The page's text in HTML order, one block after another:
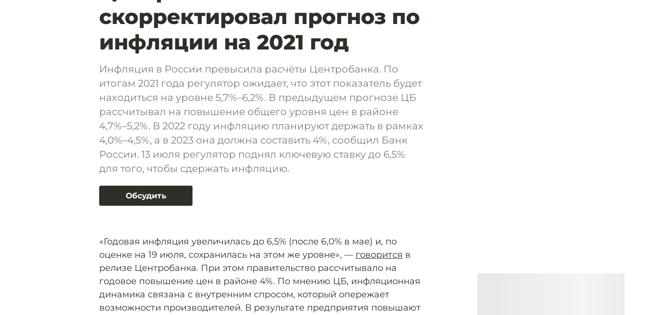
скорректировал прогноз по
инфляции на 2021 год
Инфляция в России превысила расчёты Центробанка. По
итогам 2021 года регулятор ожидает, что этот показатель будет
находиться на уровне 5,7%–6,2%. В предыдущем прогнозе ЦБ
рассчитывал на повышение общего уровня цен в районе
4,7%–5,2%. В 2022 году инфляцию планируют держать в рамках
4,0%–4,5%, а в 2023 она должна составить 4%, сообщил Банк
России. 13 июля регулятор поднял ключевую ставку до 6,5%
для того, чтобы сдержать инфляцию.
Обсудить
«Годовая инфляция увеличилась до 6,5% (после 6,0% в мае) и, по
оценке на 19 июля, сохранилась на этом же уровне», — говорится в
релизе Центробанка. При этом правительство рассчитывало на
годовое повышение цен в районе 4%. По мнению ЦБ, инфляционная
динамика связана с внутренним спросом, который опережает
возможности производителей. В результате предприятия повышают